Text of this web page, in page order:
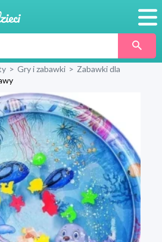
Produkty
Sklepy
Blog
Wyprawka
> Gry i zabawki > Zabawki dla